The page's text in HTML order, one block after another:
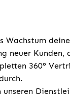
neuer
360°
unseren